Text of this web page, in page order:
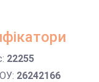
22255
26242166